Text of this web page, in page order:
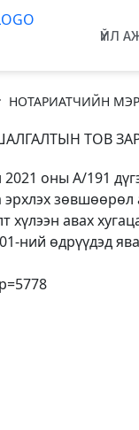
ҮЙЛ
НОТАРИАТЧИЙН
ТОВ
2021 оны А/191
зөвшөөрөл
авах
ний өдрүүдэд